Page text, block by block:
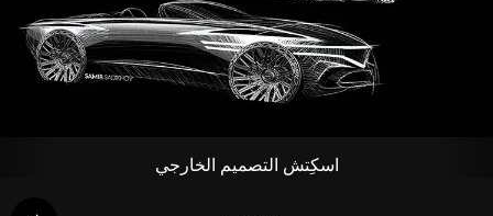
اسكِتش التصميم الخارجي